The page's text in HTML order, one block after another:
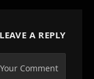
LEAVE A REPLY